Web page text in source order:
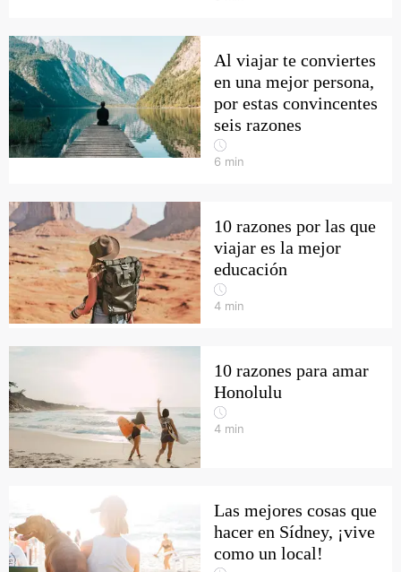
Al viajar te conviertes
en una mejor persona,
por estas convincentes
seis razones
6 min
10 razones por las que
viajar es la mejor
educación
4 min
10 razones para amar
Honolulu
4 min
Las mejores cosas que
hacer en Sídney, ¡vive
como un local!